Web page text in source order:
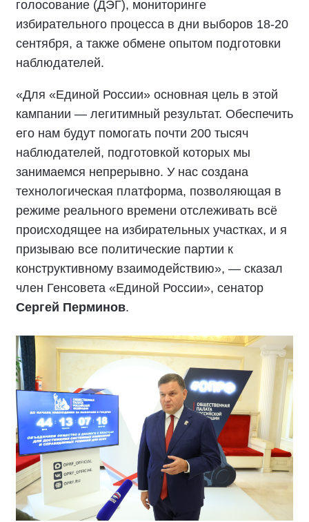
голосование (ДЭГ), мониторинге
избирательного процесса в дни выборов 18-20
сентября, а также обмене опытом подготовки
наблюдателей.
«Для «Единой России» основная цель в этой
кампании — легитимный результат. Обеспечить
его нам будут помогать почти 200 тысяч
наблюдателей, подготовкой которых мы
занимаемся непрерывно. У нас создана
технологическая платформа, позволяющая в
режиме реального времени отслеживать всё
происходящее на избирательных участках, и я
призываю все политические партии к
конструктивному взаимодействию», — сказал
член Генсовета «Единой России», сенатор
Сергей Перминов.